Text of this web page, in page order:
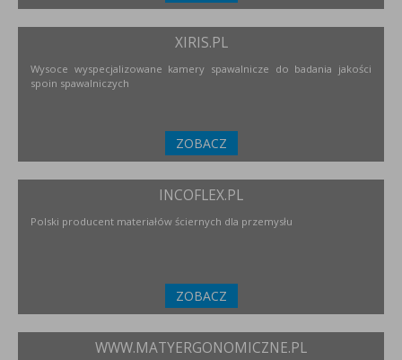
XIRIS.PL
Wysoce wyspecjalizowane kamery spawalnicze do badania jakości
spoin spawalniczych
ZOBACZ
INCOFLEX.PL
Polski producent materiałów ściernych dla przemysłu
ZOBACZ
WWW.MATYERGONOMICZNE.PL